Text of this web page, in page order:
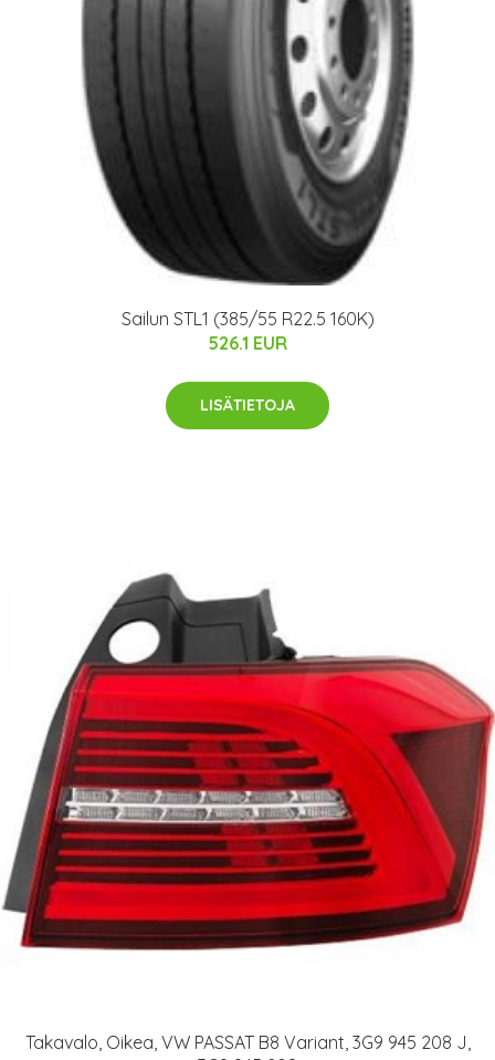
Sailun STL1 (385/55 R22.5 160K)
526.1 EUR
LISÄTIETOJA
Takavalo, Oikea, VW PASSAT B8 Variant, 3G9 945 208 J,